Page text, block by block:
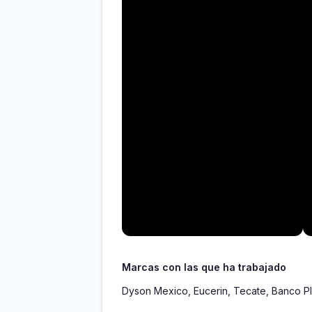
Marcas con las que ha trabajado
Dyson Mexico, Eucerin, Tecate, Banco